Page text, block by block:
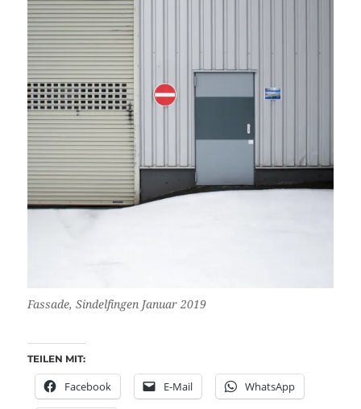
Fassade, Sindelfingen Januar 2019
TEILEN MIT:
Facebook E-Mail WhatsApp